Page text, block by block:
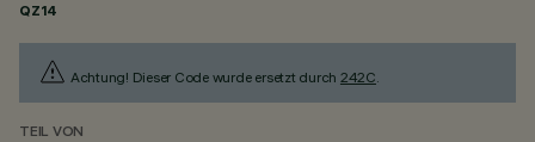
QZ14
Achtung! Dieser Code wurde ersetzt durch 242C.
TEIL VON